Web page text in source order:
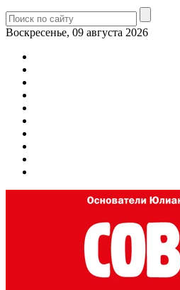
Воскресенье, 09 августа 2026